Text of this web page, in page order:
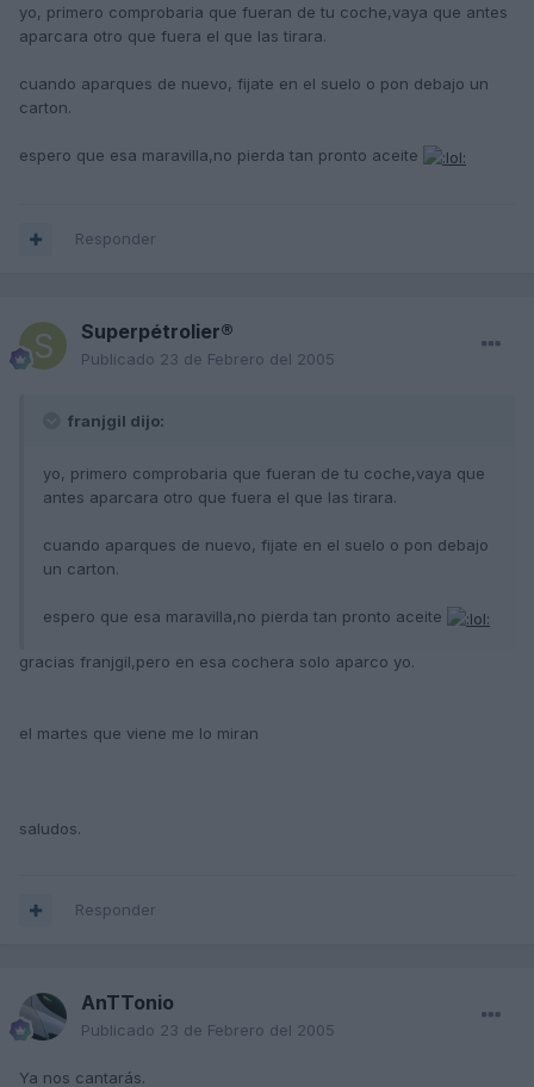
yo, primero comprobaria que fueran de tu coche,vaya que antes
aparcara otro que fuera el que las tirara.
cuando aparques de nuevo, fijate en el suelo o pon debajo un
carton.
espero que esa maravilla,no pierda tan pronto aceite
Responder
Superpétrolier®
Publicado 23 de Febrero del 2005
franjgil dijo:
yo, primero comprobaria que fueran de tu coche,vaya que
antes aparcara otro que fuera el que las tirara.
cuando aparques de nuevo, fijate en el suelo o pon debajo
un carton.
espero que esa maravilla,no pierda tan pronto aceite
gracias franjgil,pero en esa cochera solo aparco yo.
el martes que viene me lo miran
saludos.
Responder
AnTTonio
Publicado 23 de Febrero del 2005
Ya nos cantarás.